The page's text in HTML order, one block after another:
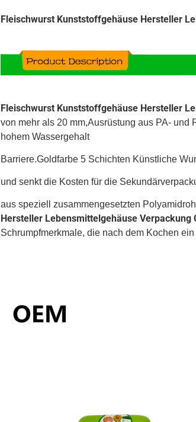
Fleischwurst Kunststoffgehäuse Hersteller
Fleischwurst Kunststoffgehäuse Hersteller
von mehr als 20 mm,Ausrüstung aus PA- und
hohem Wassergehalt
Barriere.Goldfarbe 5 Schichten Künstliche
und senkt die Kosten für die
aus speziell zusammengesetzten
Hersteller Lebensmittelgehäuse Verpackung
Schrumpfmerkmale, die nach dem Kochen